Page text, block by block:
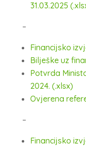
31.03.2025
–
Financijsko
Bilješke uz
Potvrda
2024. (.xlsx)
Ovjerena
–
Financijsko